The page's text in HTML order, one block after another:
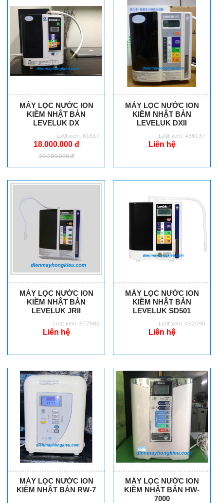
MÁY LỌC NƯỚC ION
KIỀM NHẬT BẢN
LEVELUK DX
Lượt xem: 61617
18.000.000 đ
20.000.000 đ
MÁY LỌC NƯỚC ION
KIỀM NHẬT BẢN
LEVELUK DXII
Lượt xem: 436137
Liên hệ
MÁY LỌC NƯỚC ION
KIỀM NHẬT BẢN
LEVELUK JRII
Lượt xem: 877988
Liên hệ
MÁY LỌC NƯỚC ION
KIỀM NHẬT BẢN
LEVELUK SD501
Lượt xem: 462090
Liên hệ
MÁY LỌC NƯỚC ION
KIỀM NHẬT BẢN RW-7
MÁY LỌC NƯỚC ION
KIỀM NHẬT BẢN HW-
7000